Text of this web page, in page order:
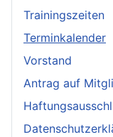
Trainingszeiten
Terminkalender
Vorstand
Antrag auf